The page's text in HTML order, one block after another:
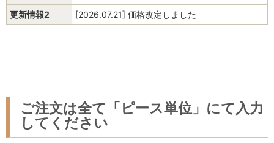
更新情報2
[2026.07.21] 価格改定しました
ご注文は全て「ピース単位」にて入力
してください